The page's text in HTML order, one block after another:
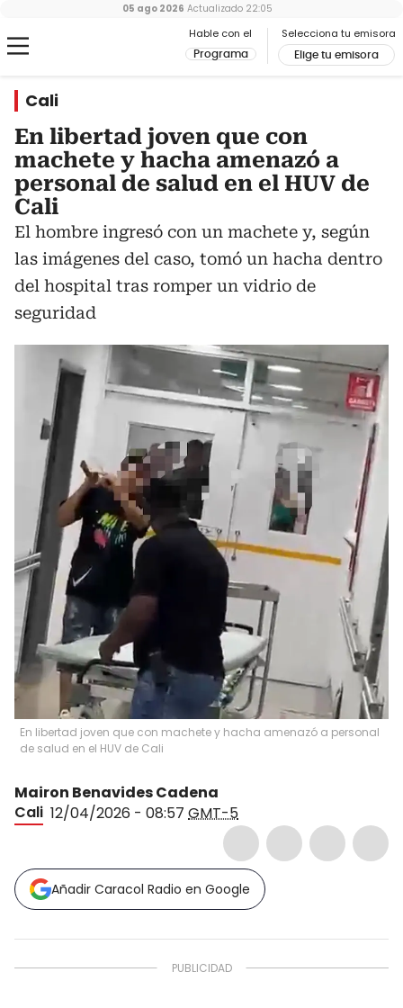
Hable con el
Programa
Selecciona tu emisora
Elige tu emisora
05 ago 2026 Actualizado 22:05
Cali
En libertad joven que con
machete y hacha amenazó a
personal de salud en el HUV de
Cali
El hombre ingresó con un machete y, según
las imágenes del caso, tomó un hacha dentro
del hospital tras romper un vidrio de
seguridad
En libertad joven que con machete y hacha amenazó a personal
de salud en el HUV de Cali
Mairon Benavides Cadena
Cali 12/04/2026 - 08:57 GMT-5
Añadir Caracol Radio en Google